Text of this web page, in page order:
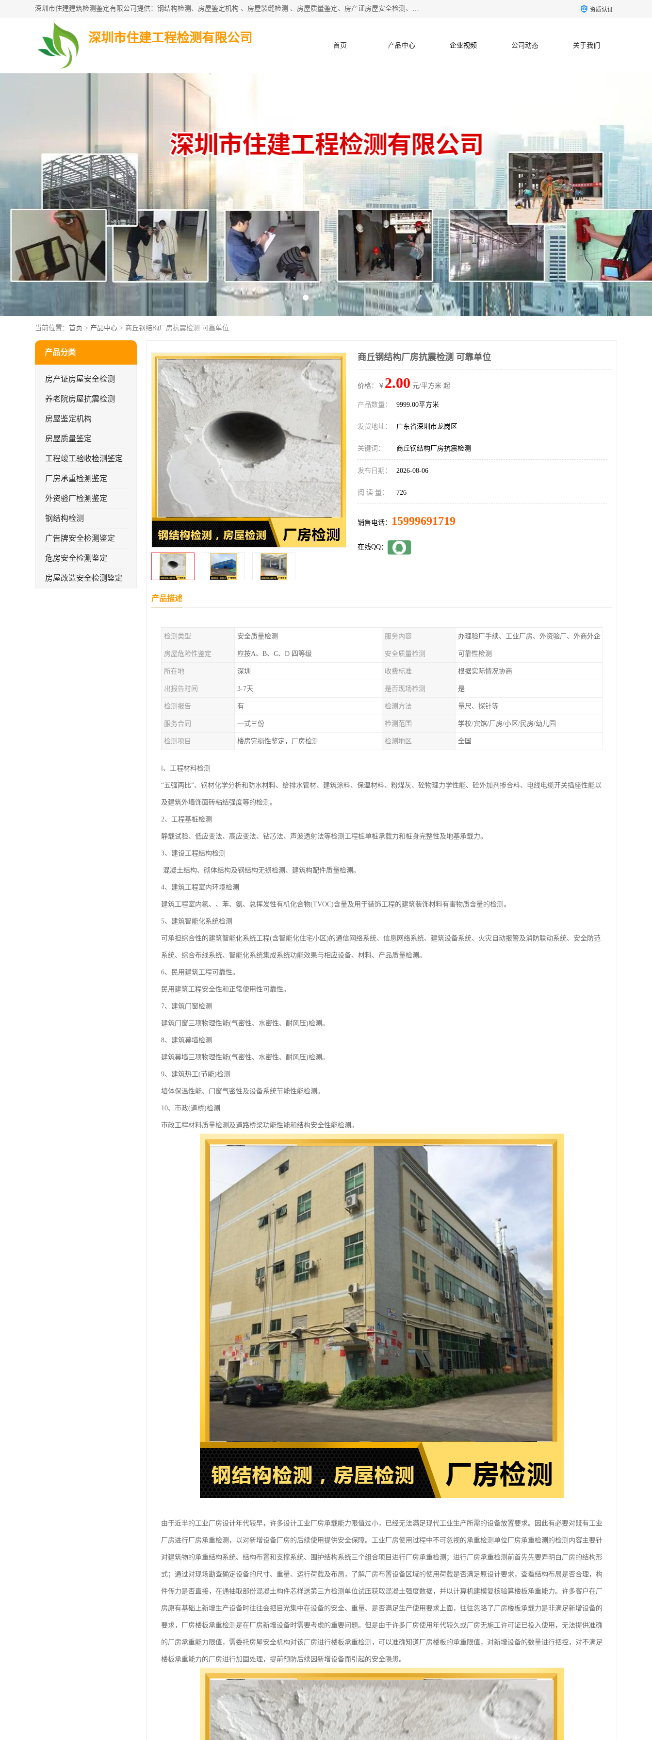
深圳市住建建筑检测鉴定有限公司提供：钢结构检测、房屋鉴定机构 、房屋裂缝检测 、房屋质量鉴定、房产证房屋安全检测、房屋检测鉴定、钢结构夹层安全检测、养老院房屋抗震检测等服务。 资质认证
深圳市住建工程检测有限公司
首页 产品中心 企业视频 公司动态 关于我们
当前位置： 首页 > 产品中心 > 商丘钢结构厂房抗震检测 可靠单位
产品分类
房产证房屋安全检测
养老院房屋抗震检测
房屋鉴定机构
房屋质量鉴定
工程竣工验收检测鉴定
厂房承重检测鉴定
外资验厂检测鉴定
钢结构检测
广告牌安全检测鉴定
危房安全检测鉴定
房屋改造安全检测鉴定
商丘钢结构厂房抗震检测 可靠单位
价格：￥ 2.00 元/平方米 起
产品数量： 9999.00平方米
发货地址： 广东省深圳市龙岗区
关键词： 商丘钢结构厂房抗震检测
发布日期： 2026-08-06
阅 读 量： 726
销售电话： 15999691719
在线QQ：
产品描述
检测类型 安全质量检测 服务内容 办理验厂手续、工业厂房、外资验厂、外商外企
房屋危险性鉴定 应按A、B、C、D 四等级 安全质量检测 可靠性检测
所在地 深圳 收费标准 根据实际情况协商
出报告时间 3-7天 是否现场检测 是
检测报告 有 检测方法 量尺、探针等
服务合同 一式三份 检测范围 学校/宾馆/厂房/小区/民房/幼儿园
检测项目 楼房完损性鉴定，厂房检测 检测地区 全国
l、工程材料检测
“五强两比”、钢材化学分析和防水材料、给排水管材、建筑涂料、保温材料、粉煤灰、砼物理力学性能、砼外加剂掺合料、电线电缆开关插座性能以
及建筑外墙饰面砖粘结强度等的检测。
2、工程基桩检测
静载试验、低应变法、高应变法、钻芯法、声波透射法等检测工程桩单桩承载力和桩身完整性及地基承载力。
3、建设工程结构检测
混凝土结构、砌体结构及钢结构无损检测、建筑构配件质量检测。
4、建筑工程室内环境检测
建筑工程室内氡、、苯、氨、总挥发性有机化合物(TVOC)含量及用于装饰工程的建筑装饰材料有害物质含量的检测。
5、建筑智能化系统检测
可承担综合性的建筑智能化系统工程(含智能化住宅小区)的通信网络系统、信息网络系统、建筑设备系统、火灾自动报警及消防联动系统、安全防范
系统、综合布线系统、智能化系统集成系统功能效果与相应设备、材料、产品质量检测。
6、民用建筑工程可靠性。
民用建筑工程安全性和正常使用性可靠性。
7、建筑门窗检测
建筑门窗三项物理性能(气密性、水密性、耐风压)检测。
8、建筑幕墙检测
建筑幕墙三项物理性能(气密性、水密性、耐风压)检测。
9、建筑热工(节能)检测
墙体保温性能、门窗气密性及设备系统节能性能检测。
10、市政(道桥)检测
市政工程材料质量检测及道路桥梁功能性能和结构安全性能检测。
由于近半的工业厂房设计年代较早，许多设计工业厂房承载能力限值过小，已经无法满足现代工业生产所需的设备放置要求。因此有必要对既有工业
厂房进行厂房承重检测，以对新增设备厂房的后续使用提供安全保障。工业厂房使用过程中不可忽视的承重检测单位厂房承重检测的检测内容主要针
对建筑物的承重结构系统、结构布置和支撑系统、围护结构系统三个组合项目进行厂房承重检测；进行厂房承重检测前首先先要弄明白厂房的结构形
式；通过对现场勘查确定设备的尺寸、重量、运行荷载及布局，了解厂房布置设备区域的使用荷载是否满足原设计要求，查看结构布局是否合理，构
件传力是否直接，在通抽取部份混凝土构件芯样送第三方检测单位试压获取混凝土强度数据，并以计算机建模复核验算楼板承重能力。许多客户在厂
房原有基础上新增生产设备时往往会把目光集中在设备的安全、重量、是否满足生产使用要求上面，往往忽略了厂房楼板承载力是非满足新增设备的
要求，厂房楼板承重检测是在厂房新增设备时需要考虑的重要问题。但是由于许多厂房使用年代较久或厂房无施工许可证已投入使用，无法提供准确
的厂房承重能力限值，需委托房屋安全机构对该厂房进行楼板承重检测，可以准确知道厂房楼板的承重限值，对新增设备的数量进行把控，对不满足
楼板承重能力的厂房进行加固处理，提前预防后续因新增设备而引起的安全隐患。